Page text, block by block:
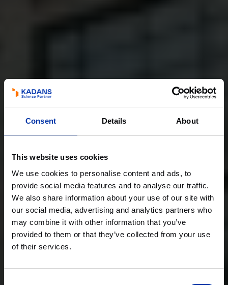
Consent Details About
This website uses cookies
We use cookies to personalise content and ads, to
provide social media features and to analyse our traffic.
We also share information about your use of our site with
our social media, advertising and analytics partners who
may combine it with other information that you’ve
provided to them or that they’ve collected from your use
of their services.